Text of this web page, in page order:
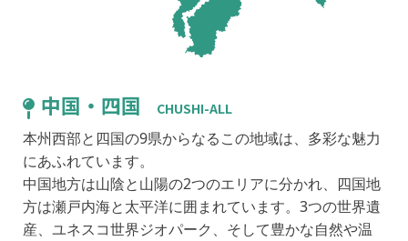
中国・四国 CHUSHI-ALL
本州西部と四国の9県からなるこの地域は、多彩な魅力
にあふれています。
中国地方は山陰と山陽の2つのエリアに分かれ、四国地
方は瀬戸内海と太平洋に囲まれています。3つの世界遺
産、ユネスコ世界ジオパーク、そして豊かな自然や温
HIROSHIMA